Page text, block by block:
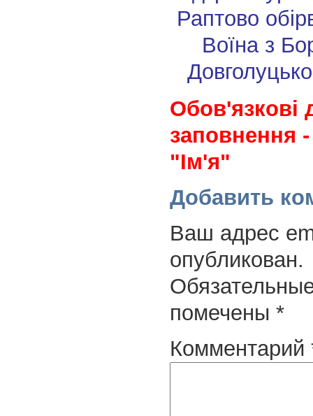
Раптово
Воїна з
Обов'язкові
заповнення
"Ім'я"
Добавить
Ваш адрес
опубликован.
помечены *
Комментарий